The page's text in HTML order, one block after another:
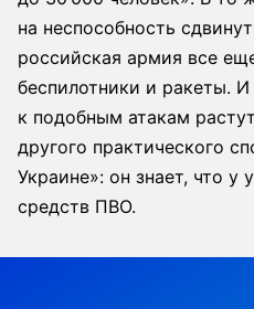
на неспособность
российская армия все
беспилотники и ракеты.
к подобным атакам
другого практического
Украине»: он знает, что у
средств ПВО.